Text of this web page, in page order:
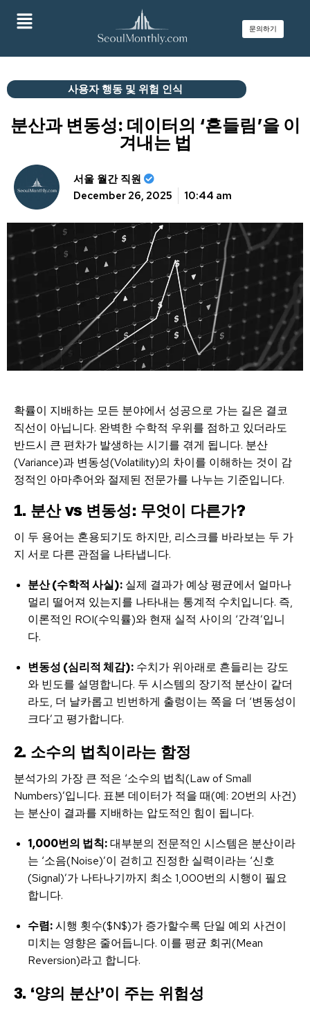
문의하기
사용자 행동 및 위험 인식
분산과 변동성: 데이터의 ‘흔들림’을 이
겨내는 법
서울 월간 직원
December 26, 2025 10:44 am
확률이 지배하는 모든 분야에서 성공으로 가는 길은 결코
직선이 아닙니다. 완벽한 수학적 우위를 점하고 있더라도
반드시 큰 편차가 발생하는 시기를 겪게 됩니다. 분산
(Variance)과 변동성(Volatility)의 차이를 이해하는 것이 감
정적인 아마추어와 절제된 전문가를 나누는 기준입니다.
1. 분산 vs 변동성: 무엇이 다른가?
이 두 용어는 혼용되기도 하지만, 리스크를 바라보는 두 가
지 서로 다른 관점을 나타냅니다.
분산 (수학적 사실): 실제 결과가 예상 평균에서 얼마나
멀리 떨어져 있는지를 나타내는 통계적 수치입니다. 즉,
이론적인 ROI(수익률)와 현재 실적 사이의 ‘간격’입니
다.
변동성 (심리적 체감): 수치가 위아래로 흔들리는 강도
와 빈도를 설명합니다. 두 시스템의 장기적 분산이 같더
라도, 더 날카롭고 빈번하게 출렁이는 쪽을 더 ‘변동성이
크다’고 평가합니다.
2. 소수의 법칙이라는 함정
분석가의 가장 큰 적은 ‘소수의 법칙(Law of Small
Numbers)’입니다. 표본 데이터가 적을 때(예: 20번의 사건)
는 분산이 결과를 지배하는 압도적인 힘이 됩니다.
1,000번의 법칙:대부분의 전문적인 시스템은 분산이라
는 ‘소음(Noise)’이 걷히고 진정한 실력이라는 ‘신호
(Signal)’가 나타나기까지 최소 1,000번의 시행이 필요
합니다.
수렴:시행 횟수($N$)가 증가할수록 단일 예외 사건이
미치는 영향은 줄어듭니다. 이를 평균 회귀(Mean
Reversion)라고 합니다.
3. ‘양의 분산’이 주는 위험성